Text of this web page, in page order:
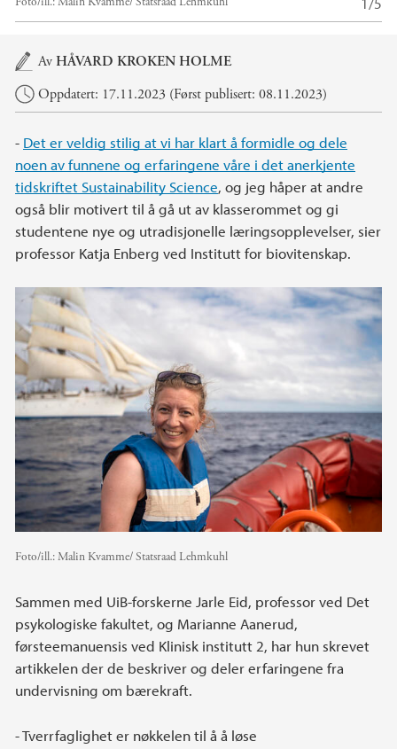
Hovedinnhold
AvHÅVARD KROKEN HOLME
Oppdatert: 17.11.2023 (Først publisert: 08.11.2023)
- Det er veldig stilig at vi har klart å formidle og dele
noen av funnene og erfaringene våre i det anerkjente
tidskriftet Sustainability Science, og jeg håper at andre
også blir motivert til å gå ut av klasserommet og gi
studentene nye og utradisjonelle læringsopplevelser, sier
professor Katja Enberg ved Institutt for biovitenskap.
Foto/ill.:Malin Kvamme/ Statsraad Lehmkuhl
Sammen med UiB-forskerne Jarle Eid, professor ved Det
psykologiske fakultet, og Marianne Aanerud,
førsteemanuensis ved Klinisk institutt 2, har hun skrevet
artikkelen der de beskriver og deler erfaringene fra
undervisning om bærekraft.
- Tverrfaglighet er nøkkelen til å å løse